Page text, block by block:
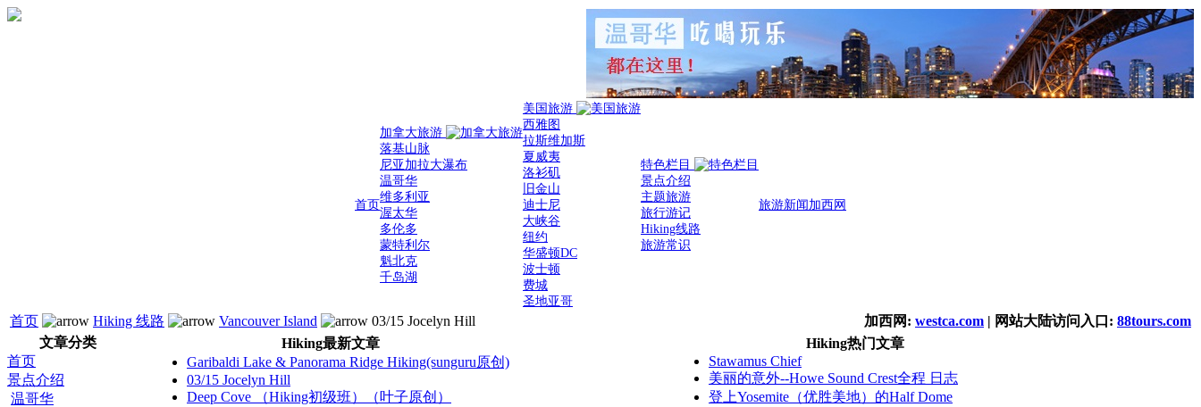
首页
加拿大旅游
落基山脉
尼亚加拉大瀑布
温哥华
维多利亚
渥太华
多伦多
蒙特利尔
魁北克
千岛湖
美国旅游
西雅图
拉斯维加斯
夏威夷
洛衫矶
旧金山
迪士尼
大峡谷
纽约
华盛顿DC
波士顿
费城
圣地亚哥
特色栏目
景点介绍
主题旅游
旅行游记
Hiking线路
旅游常识
旅游新闻 加西网
首页 Hiking 线路 Vancouver Island 03/15 Jocelyn Hill 加西网: westca.com | 网站大陆访问入口: 88tours.com
文章分类
首页
景点介绍
温哥华
Hiking最新文章
Garibaldi Lake & Panorama Ridge Hiking(sunguru原创)
03/15 Jocelyn Hill
Deep Cove （Hiking初级班）（叶子原创）
Hiking热门文章
Stawamus Chief
美丽的意外--Howe Sound Crest全程 日志
登上Yosemite（优胜美地）的Half Dome